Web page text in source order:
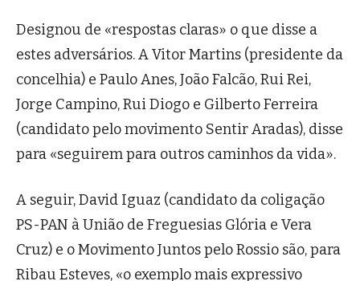
Designou de «respostas claras» o que disse a
estes adversários. A Vitor Martins (presidente da
concelhia) e Paulo Anes, João Falcão, Rui Rei,
Jorge Campino, Rui Diogo e Gilberto Ferreira
(candidato pelo movimento Sentir Aradas), disse
para «seguirem para outros caminhos da vida».
A seguir, David Iguaz (candidato da coligação
PS-PAN à União de Freguesias Glória e Vera
Cruz) e o Movimento Juntos pelo Rossio são, para
Ribau Esteves, «o exemplo mais expressivo